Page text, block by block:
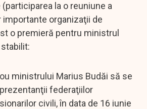
la o reuniune a
organizaţii de
o premieră pentru ministrul
ministrului Marius Budăi să se
federaţiilor
civili, în data de 16 iunie